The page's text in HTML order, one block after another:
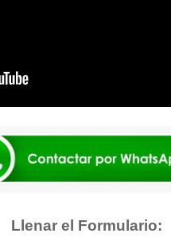
Llenar el Formulario: